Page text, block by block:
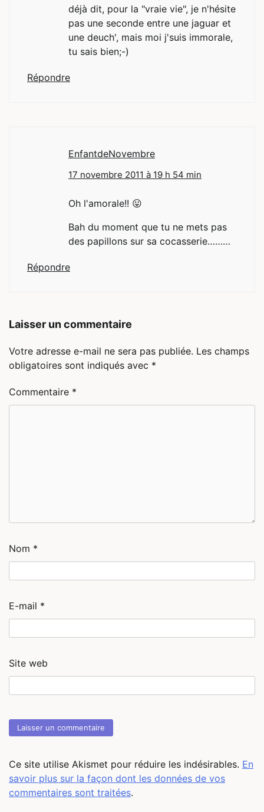
déjà dit, pour la "vraie vie", je n'hésite
pas une seconde entre une jaguar et
une deuch', mais moi j'suis immorale,
tu sais bien;-)
Répondre
EnfantdeNovembre
17 novembre 2011 à 19 h 54 min
Oh l'amorale!! 😛
Bah du moment que tu ne mets pas
des papillons sur sa cocasserie………
Répondre
Laisser un commentaire
Votre adresse e-mail ne sera pas publiée. Les champs
obligatoires sont indiqués avec *
Commentaire *
Nom *
E-mail *
Site web
Ce site utilise Akismet pour réduire les indésirables. En
savoir plus sur la façon dont les données de vos
commentaires sont traitées.